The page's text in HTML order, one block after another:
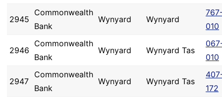
2945
Commonwealth
Bank
Wynyard Wynyard
010
2946
Commonwealth
Bank
Wynyard Wynyard Tas
010
2947
Commonwealth
Bank
Wynyard Wynyard Tas
172